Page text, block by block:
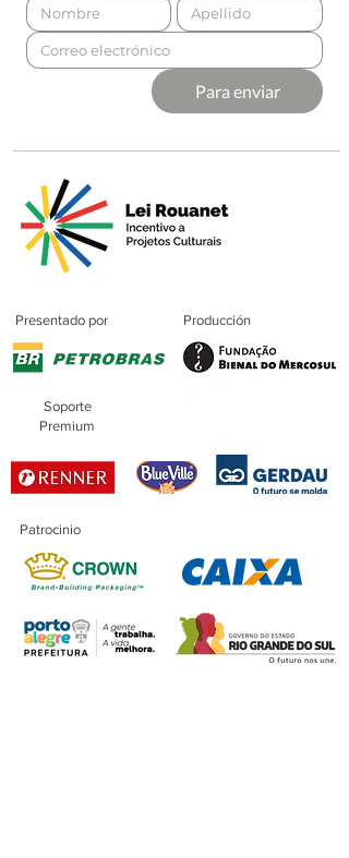
Para enviar
Presentado por Producción
Soporte
Premium
Patrocinio